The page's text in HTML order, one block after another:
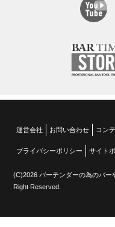
運営会社 お問い合わせ コン
プライバシーポリシー サイト
(C)2026 バーテンダーの為のバー
Right Reserved.